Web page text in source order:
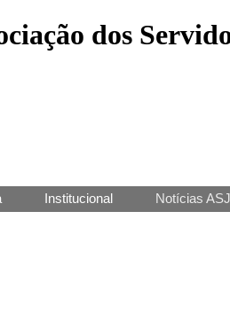
dos
Institucional Notícias ASJ